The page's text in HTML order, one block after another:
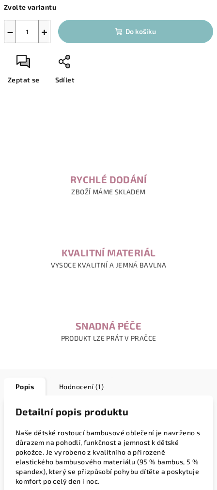
cena:
Zvolte variantu
+
− Do košíku
Zeptat se Sdílet
RYCHLÉ DODÁNÍ
ZBOŽÍ MÁME SKLADEM
KVALITNÍ MATERIÁL
VYSOCE KVALITNÍ A JEMNÁ BAVLNA
SNADNÁ PÉČE
PRODUKT LZE PRÁT V PRAČCE
Popis Hodnocení (1)
Detailní popis produktu
Naše dětské rostoucí bambusové oblečení je navrženo s
důrazem na pohodlí, funkčnost a jemnost k dětské
pokožce. Je vyrobeno z kvalitního a přirozeně
elastického bambusového materiálu (95 % bambus, 5 %
spandex), který se přizpůsobí pohybu dítěte a poskytuje
komfort po celý den i noc.